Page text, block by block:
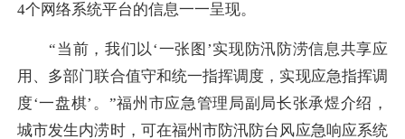
4个网络系统平台的信息一一呈现。
“当前，我们以‘一张图’实现防汛防涝信息共享应
用、多部门联合值守和统一指挥调度，实现应急指挥调
度‘一盘棋’。”福州市应急管理局副局长张承煜介绍，
城市发生内涝时，可在福州市防汛防台风应急响应系统